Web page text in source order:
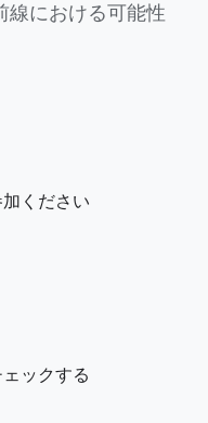
線における可能性
ください
ックする